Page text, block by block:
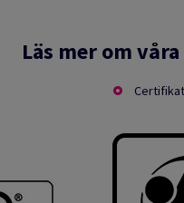
Läs mer om
Certifikat